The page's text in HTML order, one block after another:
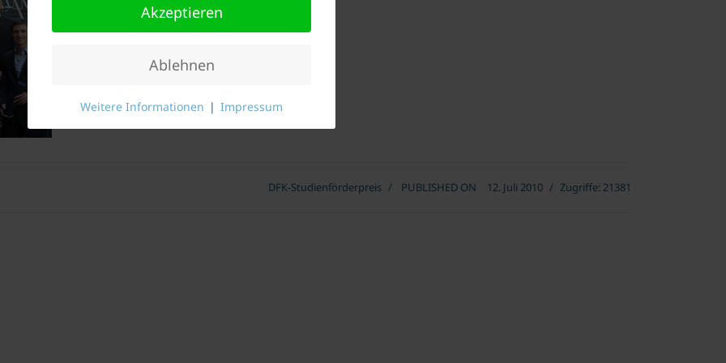
DFK-Studienförderpreis PUBLISHED ON 12. Juli 2010 Zugriffe: 21381
Akzeptieren
Ablehnen
Weitere Informationen | Impressum